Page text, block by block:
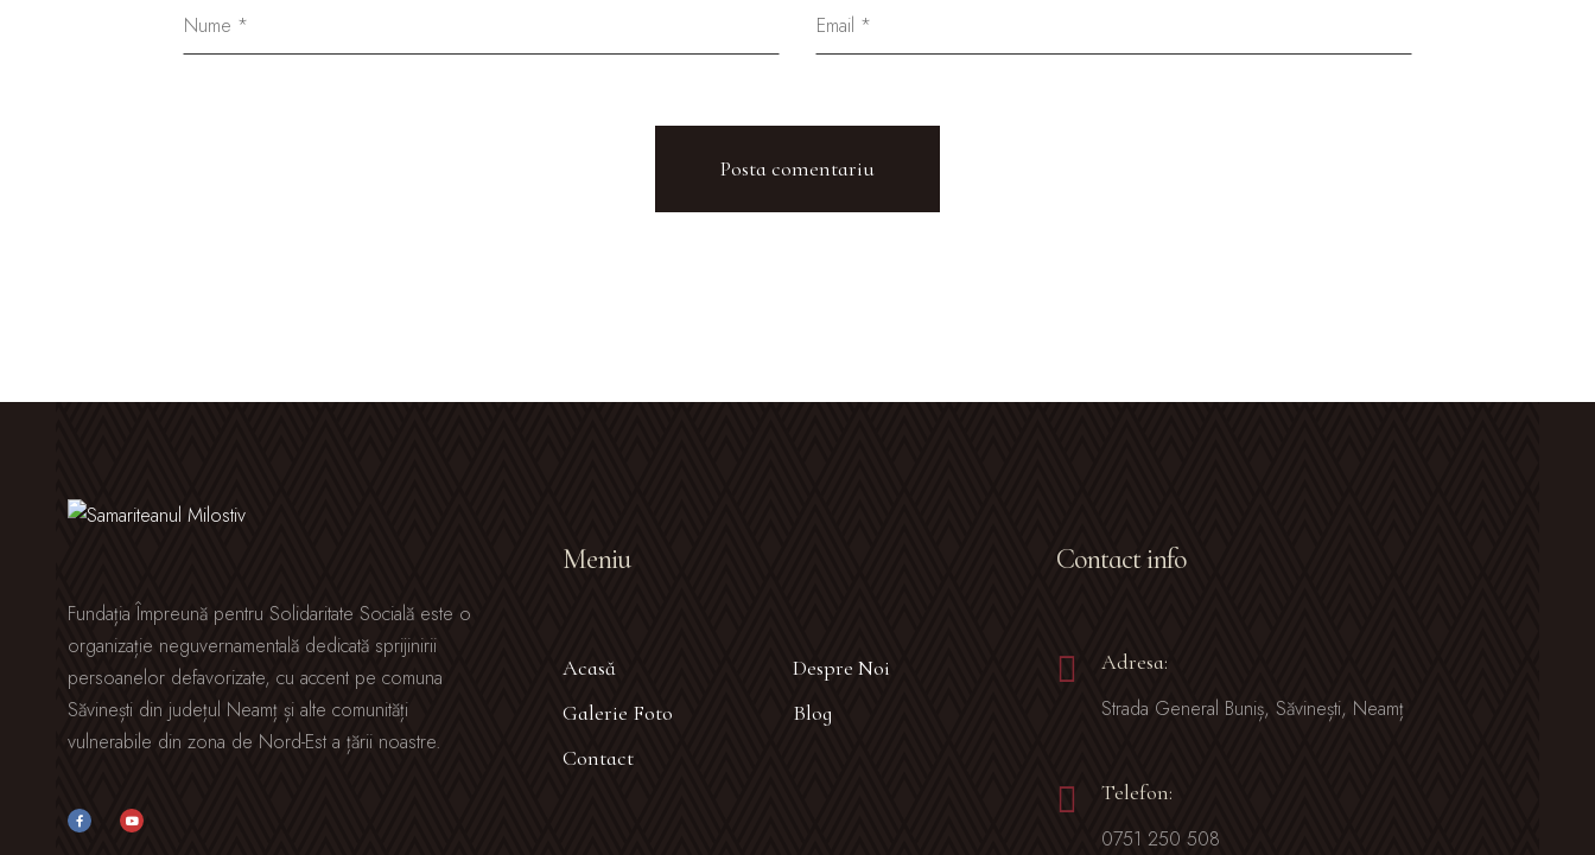
Fundația Împreună pentru Solidaritate Socială este o
organizație neguvernamentală dedicată sprijinirii
persoanelor defavorizate, cu accent pe comuna
Săvinești din județul Neamț și alte comunități
vulnerabile din zona de Nord-Est a țării noastre.
Meniu
Acasă
Despre Noi
Galerie Foto
Blog
Contact
Contact info
Adresa:
Strada General Buniș, Săvinești, Neamț
Telefon:
0751 250 508